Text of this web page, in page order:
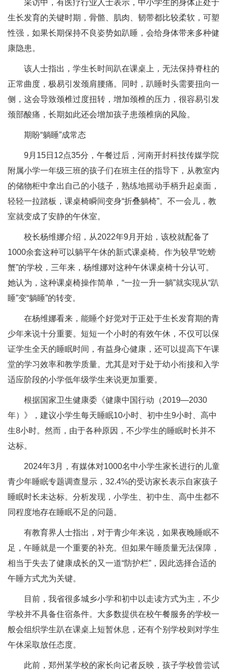
采访中，有医疗行业人士表示，中小学生的身体正处于
生长发育的关键时期，骨骼、肌肉、韧带都比较柔软，可塑
性强，如果长期保持不良姿势如趴睡，会给身体带来多种健
康隐患。
该人士指出，学生长时间趴在课桌上，无法保持脊柱的
正常曲度，极易引发颈肩腰痛。同时，趴睡时头需要扭向一
侧，这会导致颈椎过度扭转，增加颈椎的压力，很容易引发
颈部酸痛，长期如此还会增加孩子患颈椎病的风险。
期盼“躺睡”成常态
9月15日12点35分，午餐过后，河南开封科技传媒学院
附属小学一年级三班的孩子们在班主任的指导下，从教室内
的储物柜中拿出自己的小毯子，熟练地摇动手柄升起桌面，
轻轻一拉踏板，课桌椅瞬间变身“折叠躺椅”。不一会儿，教
室就变成了安静的午休室。
校长杨维娜介绍，从2022年9月开始，该校就配备了
1000余套这种可以躺平午休的新式课桌椅。作为较早“吃螃
蟹”的学校，三年来，杨维娜对这种午休课桌椅十分认可。
她认为，这种课桌椅操作简单，“一拉一升一躺”就实现从“趴
睡”变“躺睡”的转变。
在杨维娜看来，能睡个好觉对于正处于生长发育期的青
少年来说十分重要。短短一个小时的有效午休，不仅可以保
证学生全天的睡眠时间，有益身心健康，还可以提高下午课
堂的学习效率和教学质量。尤其是对于处于幼小衔接和入学
适应阶段的小学低年级学生来说更加重要。
根据国家卫生健康委《健康中国行动（2019—2030
年）》，建议小学生每天睡眠10小时、初中生9小时、高中
生8小时。然而，由于各种原因，不少学生的睡眠时长并不
达标。
2024年3月，有媒体对1000名中小学生家长进行的儿童
青少年睡眠专题调查显示，32.4%的受访家长表示自家孩子
睡眠时长未达标。分析发现，小学生、初中生、高中生都不
同程度地存在睡眠不足的问题。
有教育界人士指出，对于青少年来说，如果夜晚睡眠不
足，午睡就是一个重要的补充。但如果午睡质量无法保障，
相当于失去了健康成长的又一道“防护栏”，因此选择合适的
午睡方式尤为关键。
目前，我省很多城乡小学和初中以走读方式为主，不少
学校并不具备住宿条件。大多数提供在校午餐服务的学校一
般会组织学生趴在课桌上短暂休息，还有个别学校则对学生
午休采取放任态度。
此前，郑州某学校的家长向记者反映，孩子学校曾尝试